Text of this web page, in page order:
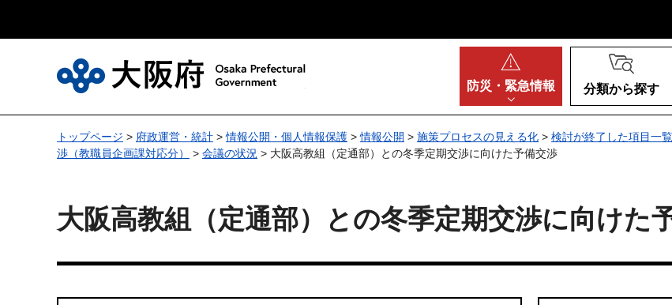
防災・ 緊急情報 分類から探す
トップページ > 府政運営・統計 >情報公開・個人情報保護 >情報公開 > 施策プロセスの見える化 > 検討が終了した項目一
渉（教職員企画課対応分）
> 会議の状況 > 大阪高教組（定通部）との冬季定期交渉に向けた予備交渉
大阪高教組（定通部）との冬季定期交渉に向けた